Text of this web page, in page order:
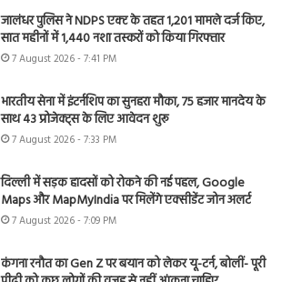
जालंधर पुलिस ने NDPS एक्ट के तहत 1,201 मामले दर्ज किए,
सात महीनों में 1,440 नशा तस्करों को किया गिरफ्तार
7 August 2026 - 7:41 PM
भारतीय सेना में इंटर्नशिप का सुनहरा मौका, 75 हजार मानदेय के
साथ 43 प्रोजेक्ट्स के लिए आवेदन शुरू
7 August 2026 - 7:33 PM
दिल्ली में सड़क हादसों को रोकने की नई पहल, Google
Maps और MapMyIndia पर मिलेंगे एक्सीडेंट जोन अलर्ट
7 August 2026 - 7:09 PM
कंगना रनौत का Gen Z पर बयान को लेकर यू-टर्न, बोलीं- पूरी